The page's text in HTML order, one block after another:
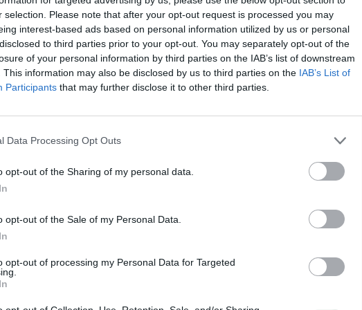
selection. Please note that after your opt-out request is processed you may
interest-based ads based on personal information utilized by us or personal
to third parties prior to your opt-out. You may separately opt-out of the
of your personal information by third parties on the IAB’s list of downstream
This information may also be disclosed by us to third parties on the IAB’s List of
Participants that may further disclose it to other third parties.
Data Processing Opt Outs
opt-out of the Sharing of my personal data.
opt-out of the Sale of my Personal Data.
opt-out of processing my Personal Data for Targeted
mirtina avarija
į
„Žinios“ 2026-08-08
Laidos Žinios
klausimų: du pastebėti virš karinės bazės
Nufilmavo,
Vakarinis